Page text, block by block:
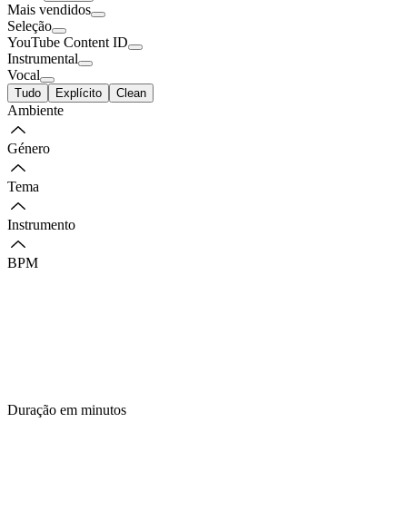
Mais vendidos
Seleção
YouTube Content ID
Instrumental
Vocal
Tudo Explícito Clean
Ambiente
Género
Tema
Instrumento
BPM
Duração em minutos